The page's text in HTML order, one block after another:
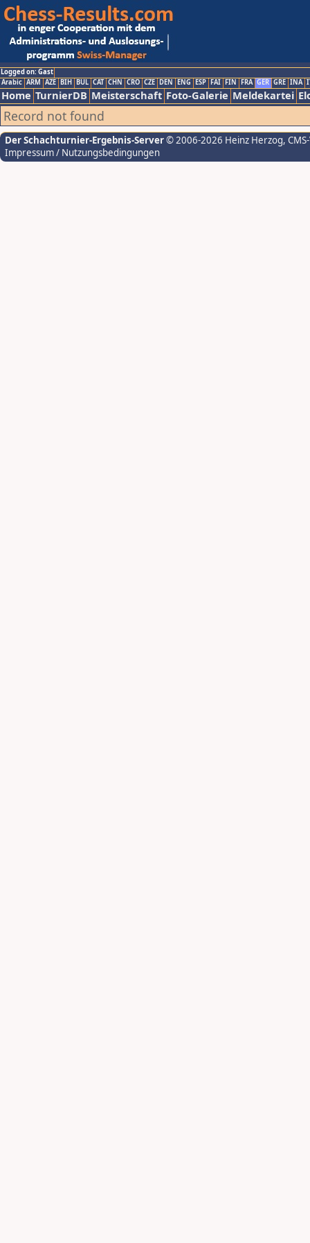
Logged on: Gast
Arabic ARM AZE BIH BUL CAT CHN CRO CZE DEN ENG ESP FAI FIN FRA GER GRE INA
Home TurnierDB Meisterschaft Foto-Galerie Meldekartei
Record not found
Der Schachturnier-Ergebnis-Server© 2006-2026 Heinz Herzog,
Impressum / Nutzungsbedingungen